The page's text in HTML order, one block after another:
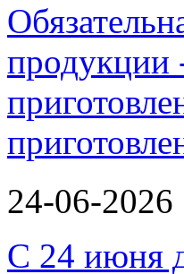
продукции
24-06-2026
С 24 июня